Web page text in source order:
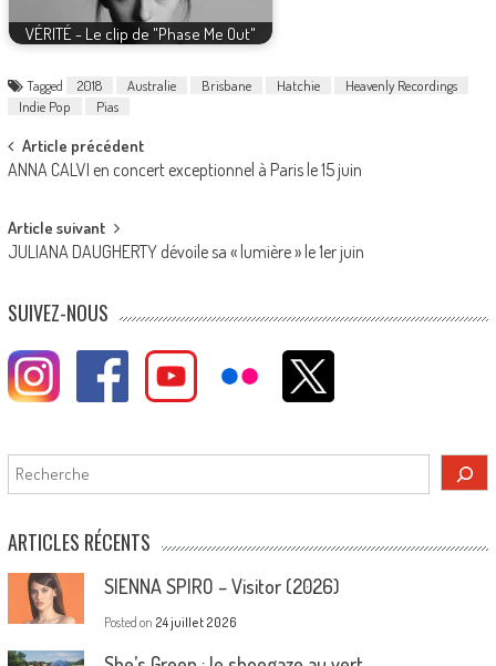
VÉRITÉ - Le clip de "Phase Me Out"
Tagged 2018 Australie Brisbane Hatchie
Heavenly Recordings
Indie Pop
Pias
Post
navigation
Article précédent
ANNA CALVI en concert exceptionnel à Paris le 15 juin
Article suivant
JULIANA DAUGHERTY dévoile sa « lumière » le 1er juin
SUIVEZ-NOUS
Rechercher
ARTICLES RÉCENTS
SIENNA SPIRO – Visitor (2026)
Posted on 24 juillet 2026